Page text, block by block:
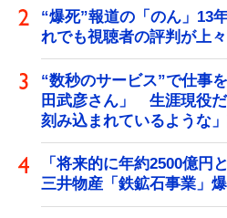
“爆死”報道の「のん」
れでも視聴者の評判が上
“数秒のサービス”で仕事
田武彦さん」 生涯現役
刻み込まれているような
「将来的に年約2500億
三井物産「鉄鉱石事業」